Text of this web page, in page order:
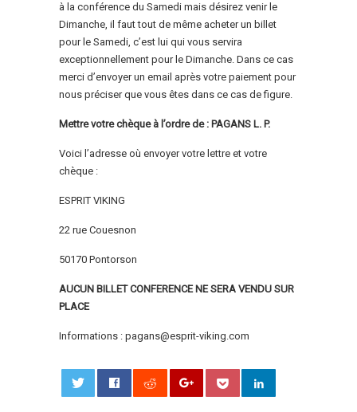
à la conférence du Samedi mais désirez venir le
Dimanche, il faut tout de même acheter un billet
pour le Samedi, c’est lui qui vous servira
exceptionnellement pour le Dimanche. Dans ce cas
merci d’envoyer un email après votre paiement pour
nous préciser que vous êtes dans ce cas de figure.
Mettre votre chèque à l’ordre de : PAGANS L. P.
Voici l’adresse où envoyer votre lettre et votre
chèque :
ESPRIT VIKING
22 rue Couesnon
50170 Pontorson
AUCUN BILLET CONFERENCE NE SERA VENDU SUR
PLACE
Informations : pagans@esprit-viking.com